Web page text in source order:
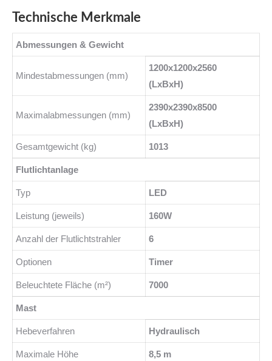
Technische Merkmale
Abmessungen & Gewicht
Mindestabmessungen (mm)
1200x1200x2560
(LxBxH)
Maximalabmessungen (mm)
2390x2390x8500
(LxBxH)
Gesamtgewicht (kg) 1013
Flutlichtanlage
Typ LED
Leistung (jeweils) 160W
Anzahl der Flutlichtstrahler 6
Optionen Timer
Beleuchtete Fläche (m²) 7000
Mast
Hebeverfahren Hydraulisch
Maximale Höhe 8,5 m